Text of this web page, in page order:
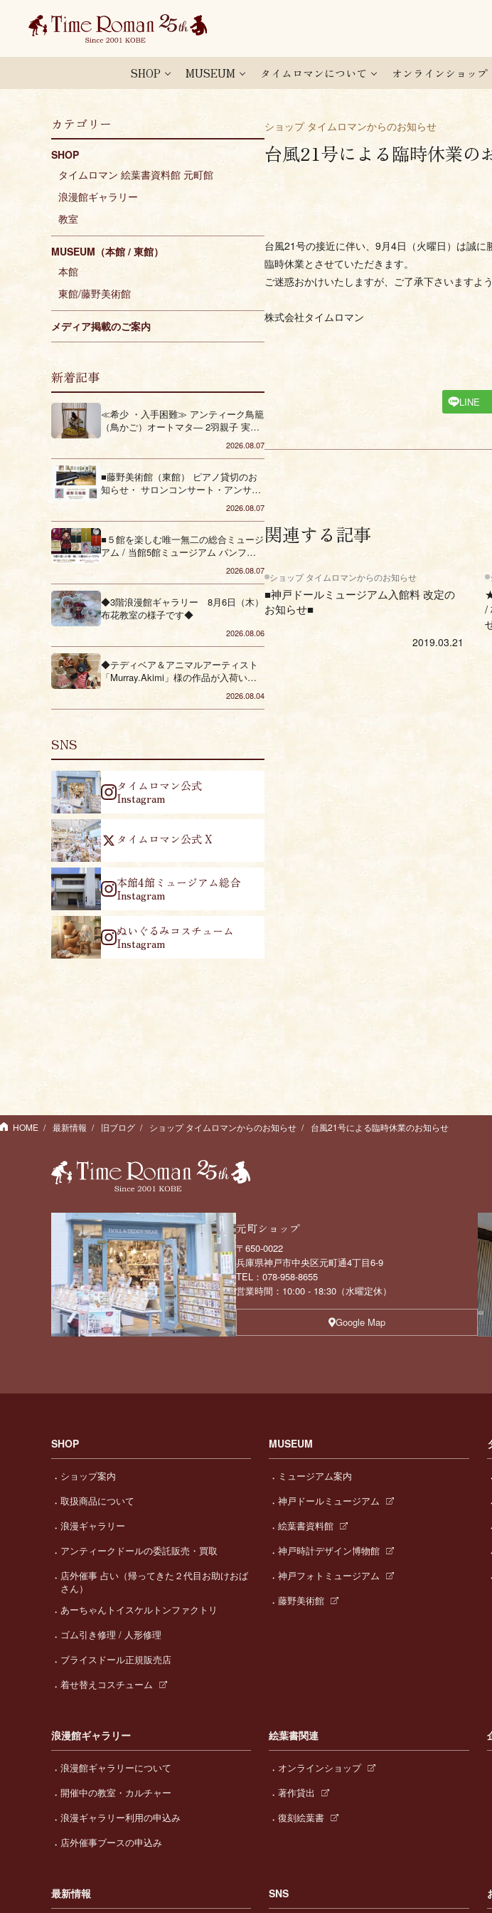
SHOP MUSEUM タイムロマンについて オンラインショップ
ショップ タイムロマンからのお知らせ
台風21号による臨時休業の
台風21号の接近に伴い、9月4日（火曜日）は誠に
臨時休業とさせていただきます。
ご迷惑おかけいたしますが、ご了承下さいますよ
株式会社タイムロマン
LINE
関連する記事
ショップ タイムロマンからのお知らせ
■神戸ドールミュージアム入館料 改定の
お知らせ■
2019.03.21
/
カテゴリー
SHOP
タイムロマン 絵葉書資料館 元町館
浪漫館ギャラリー
教室
MUSEUM（本館 / 東館）
本館
東館/藤野美術館
メディア掲載のご案内
新着記事
≪希少 ・入手困難≫ アンティーク鳥籠
（鳥かご）オートマタ― 2羽親子 実動
2026.08.07
■藤野美術館（東館） ピアノ貸切のお
知らせ・ サロンコンサート・アンサン
ブル・発表会 ・ピアノ発表会・コーラ
2026.08.07
■５館を楽しむ唯一無二の総合ミュージ
アム / 当館5館ミュージアム パンフレ
2026.08.07
◆3階浪漫館ギャラリー 8月6日（木）
布花教室の様子です◆
2026.08.06
◆テディベア＆アニマルアーティスト
「Murray.Akimi」様の作品が入荷いた
2026.08.04
SNS
タイムロマン公式
Instagram
タイムロマン公式 X
本館4館ミュージアム総合
Instagram
ぬいぐるみコスチューム
Instagram
HOME 最新情報 旧ブログ ショップ タイムロマンからのお知らせ 台風21号による臨時休業のお知らせ
元町ショップ
〒650-0022
兵庫県神戸市中央区元町通4丁目6-9
TEL：078-958-8655
営業時間：10:00 - 18:30（水曜定休）
Google Map
SHOP
ショップ案内
取扱商品について
浪漫ギャラリー
アンティークドールの委託販売・買取
店外催事 占い（帰ってきた２代目お助けおば
さん）
あーちゃんトイスケルトンファクトリ
ゴム引き修理 / 人形修理
ブライスドール正規販売店
着せ替えコスチューム
MUSEUM
ミュージアム案内
神戸ドールミュージアム
絵葉書資料館
神戸時計デザイン博物館
神戸フォトミュージアム
藤野美術館
浪漫館ギャラリー
浪漫館ギャラリーについて
開催中の教室・カルチャー
浪漫ギャラリー利用の申込み
店外催事ブースの申込み
絵葉書関連
オンラインショップ
著作貸出
復刻絵葉書
最新情報 SNS